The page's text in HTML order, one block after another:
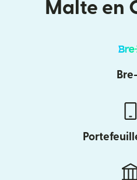
Malte en